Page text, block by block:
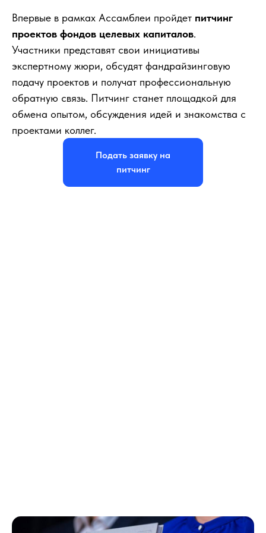
Впервые в рамках Ассамблеи пройдет питчинг
проектов фондов целевых капиталов.
Участники представят свои инициативы
экспертному жюри, обсудят фандрайзинговую
подачу проектов и получат профессиональную
обратную связь. Питчинг станет площадкой для
обмена опытом, обсуждения идей и знакомства с
проектами коллег.
Подать заявку на
питчинг